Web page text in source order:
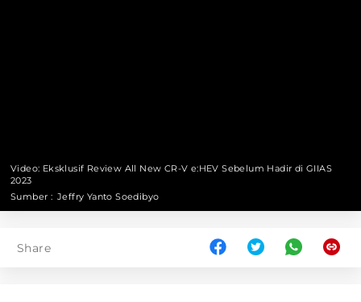
Video: Eksklusif Review All New CR-V e:HEV Sebelum Hadir di GIIAS
2023
Sumber : Jeffry Yanto Soedibyo
Share